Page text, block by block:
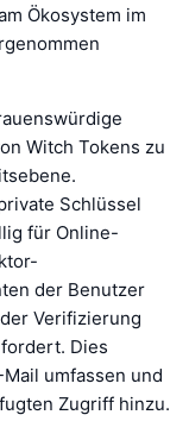
Ökosystem im
Witch Tokens zu
Schlüssel
für Online-
der Benutzer
Verifizierung
Dies
umfassen und
Zugriff hinzu.